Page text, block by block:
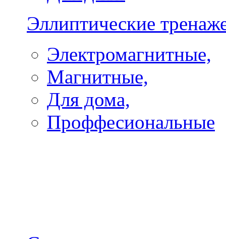
Эллиптические
Электромагнитные,
Магнитные,
Для дома,
Проффесиональные